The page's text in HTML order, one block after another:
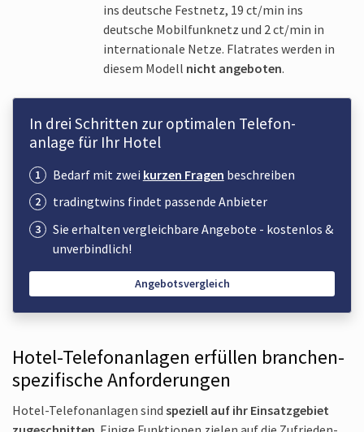
ins deutsche Festnetz, 19 ct/min ins
deutsche Mobil­funknetz und 2 ct/min in
inter­nationale Netze. Flatrates werden in
diesem Modell nicht angeboten.
In drei Schritten zur optimalen Telefon­
anlage für Ihr Hotel
Bedarf mit zwei kurzen Fragen beschreiben
trading­twins findet passende Anbieter
Sie erhalten vergleichbare Angebote - kostenlos &
unverbindlich!
Angebotsvergleich
Hotel-Telefon­anlagen erfüllen branchen­
spezifische Anforderungen
Hotel-Telefon­anlagen sind speziell auf ihr Einsatz­gebiet